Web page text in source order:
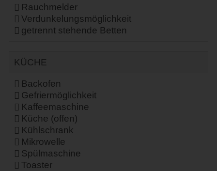
Rauchmelder
Verdunkelungsmöglichkeit
getrennt stehende Betten
KÜCHE
Backofen
Gefriermöglichkeit
Kaffeemaschine
Küche (offen)
Kühlschrank
Mikrowelle
Spülmaschine
Toaster